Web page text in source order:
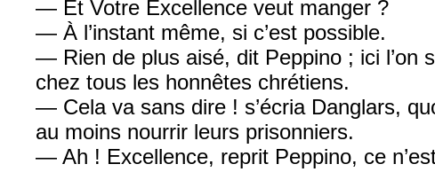
— Et Votre Excellence veut manger ?
— À l’instant même, si c’est possible.
— Rien de plus aisé, dit Peppino ; ici l’on
chez tous les honnêtes chrétiens.
— Cela va sans dire ! s’écria Danglars,
au moins nourrir leurs prisonniers.
— Ah ! Excellence, reprit Peppino, ce